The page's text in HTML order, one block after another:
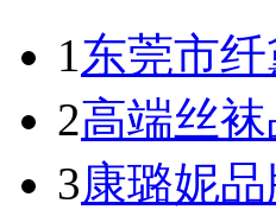
1东莞市
2高端丝
3康璐妮